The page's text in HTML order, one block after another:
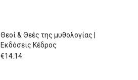
Θεοί & Θεές της μυθολογίας |
Εκδόσεις Κέδρος
€14.14